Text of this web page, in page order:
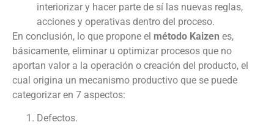
interiorizar y hacer parte de sí las nuevas reglas,
acciones y operativas dentro del proceso.
En conclusión, lo que propone el método Kaizen es,
básicamente, eliminar u optimizar procesos que no
aportan valor a la operación o creación del producto, el
cual origina un mecanismo productivo que se puede
categorizar en 7 aspectos:
Defectos.